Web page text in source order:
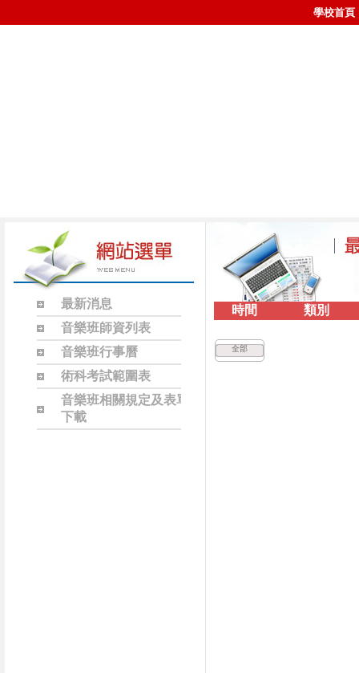
學校首頁
最新消息
音樂班師資列表
音樂班行事曆
術科考試範圍表
音樂班相關規定及表單
下載
時間 類別
全部